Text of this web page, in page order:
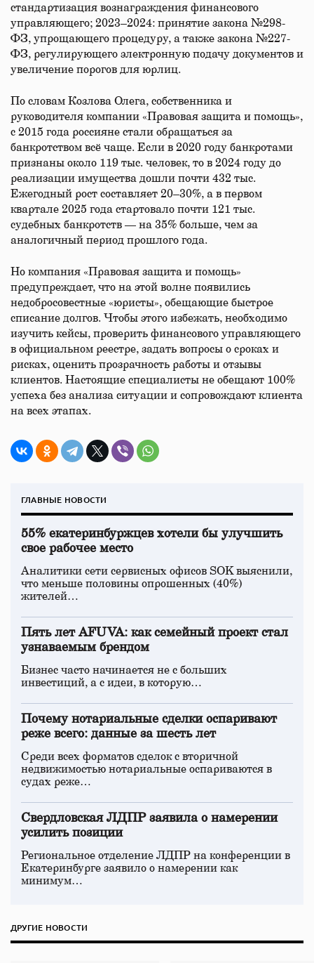
стандартизация вознаграждения финансового
управляющего; 2023–2024: принятие закона №298-
ФЗ, упрощающего процедуру, а также закона №227-
ФЗ, регулирующего электронную подачу документов и
увеличение порогов для юрлиц.
По словам Козлова Олега, собственника и
руководителя компании «Правовая защита и помощь»,
с 2015 года россияне стали обращаться за
банкротством всё чаще. Если в 2020 году банкротами
признаны около 119 тыс. человек, то в 2024 году до
реализации имущества дошли почти 432 тыс.
Ежегодный рост составляет 20–30%, а в первом
квартале 2025 года стартовало почти 121 тыс.
судебных банкротств — на 35% больше, чем за
аналогичный период прошлого года.
Но компания «Правовая защита и помощь»
предупреждает, что на этой волне появились
недобросовестные «юристы», обещающие быстрое
списание долгов. Чтобы этого избежать, необходимо
изучить кейсы, проверить финансового управляющего
в официальном реестре, задать вопросы о сроках и
рисках, оценить прозрачность работы и отзывы
клиентов. Настоящие специалисты не обещают 100%
успеха без анализа ситуации и сопровождают клиента
на всех этапах.
ГЛАВНЫЕ НОВОСТИ
55% екатеринбуржцев хотели бы улучшить
свое рабочее место
Аналитики сети сервисных офисов SOK выяснили,
что меньше половины опрошенных (40%)
жителей…
Пять лет AFUVA: как семейный проект стал
узнаваемым брендом
Бизнес часто начинается не с больших
инвестиций, а с идеи, в которую…
Почему нотариальные сделки оспаривают
реже всего: данные за шесть лет
Среди всех форматов сделок с вторичной
недвижимостью нотариальные оспариваются в
судах реже…
Свердловская ЛДПР заявила о намерении
усилить позиции
Региональное отделение ЛДПР на конференции в
Екатеринбурге заявило о намерении как
минимум…
ДРУГИЕ НОВОСТИ